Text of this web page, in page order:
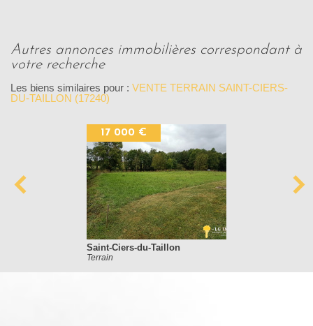
autres annonces immobilières correspondant à
votre recherche
Les biens similaires pour : VENTE TERRAIN SAINT-CIERS-
DU-TAILLON (17240)
17 000 €
Saint-Ciers-du-Taillon
Terrain